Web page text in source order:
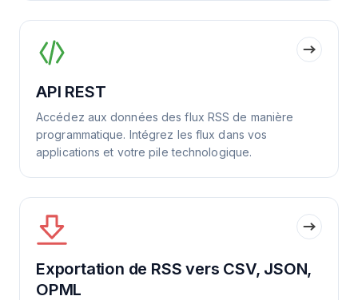
API REST
Accédez aux données des flux RSS de manière
programmatique. Intégrez les flux dans vos
applications et votre pile technologique.
Exportation de RSS vers CSV, JSON,
OPML